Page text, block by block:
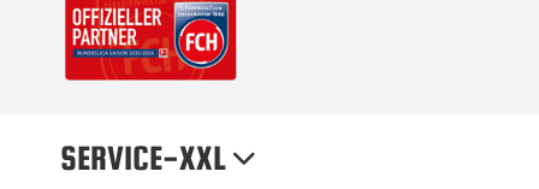
SERVICE-XXL